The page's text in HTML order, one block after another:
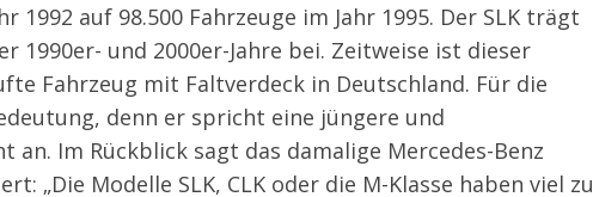
1992 auf 98.500 Fahrzeuge im Jahr 1995. Der SLK trägt
1990er- und 2000er-Jahre bei. Zeitweise ist dieser
Fahrzeug mit Faltverdeck in Deutschland. Für die
denn er spricht eine jüngere und
Im Rückblick sagt das damalige Mercedes-Benz
„Die Modelle SLK, CLK oder die M-Klasse haben viel zu